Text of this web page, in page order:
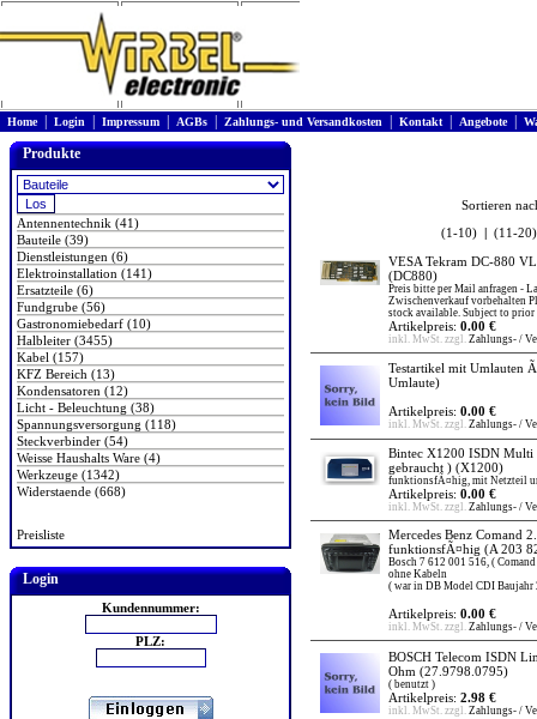
Home| Login Impressum AGBs Zahlungs- und Versandkosten Kontakt| Angebote|
Produkte
Antennentechnik (41)
Bauteile (39)
Dienstleistungen (6)
Elektroinstallation (141)
Ersatzteile (6)
Fundgrube (56)
Gastronomiebedarf (10)
Halbleiter (3455)
Kabel (157)
KFZ Bereich (13)
Kondensatoren (12)
Licht - Beleuchtung (38)
Spannungsversorgung (118)
Steckverbinder (54)
Weisse Haushalts Ware (4)
Werkzeuge (1342)
Widerstaende (668)
Preisliste
Login
Kundennummer:
PLZ:
Sortieren
(1-10)
(11-20)
VESA Tekram DC-880
(DC880)
Preis bitte per Mail anfragen -
Zwischenverkauf vorbehalten
stock available. Subject to prior
Artikelpreis: 0.00 €
inkl. MwSt. zzgl. Zahlungs- /
Testartikel mit Umlauten
Umlaute)
Artikelpreis: 0.00 €
inkl. MwSt. zzgl. Zahlungs- /
Bintec X1200 ISDN Multi
gebraucht ) (X1200)
funktionsfÃ¤hig, mit Netzteil
Artikelpreis: 0.00 €
inkl. MwSt. zzgl. Zahlungs- /
Mercedes Benz Comand
funktionsfÃ¤hig (A 203
Bosch 7 612 001 516, (
ohne Kabeln
( war in DB Model CDI Baujahr
Artikelpreis: 0.00 €
inkl. MwSt. zzgl. Zahlungs- /
BOSCH Telecom ISDN
Ohm (27.9798.0795)
( benutzt )
Artikelpreis: 2.98 €
inkl. MwSt. zzgl. Zahlungs- /